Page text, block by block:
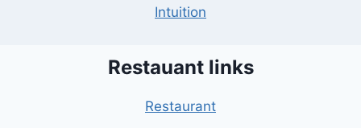
Intuition
Restauant links
Restaurant